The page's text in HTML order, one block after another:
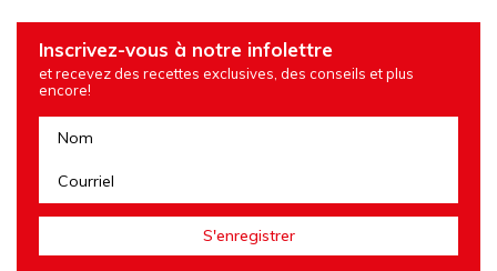
Inscrivez-vous à notre infolettre
et recevez des recettes exclusives, des conseils et plus
encore!